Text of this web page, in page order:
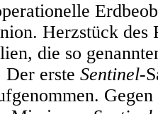
Herzstück des
die so
erste Sentinel-
Gegen